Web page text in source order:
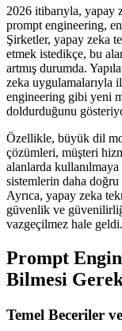
2026 itibarıyla, yapay
prompt engineering,
Şirketler, yapay zeka
etmek istedikçe, bu
artmış durumda.
zeka uygulamalarıyla
engineering gibi yeni
doldurduğunu
Özellikle, büyük dil
çözümleri, müşteri
alanlarda kullanılmaya
sistemlerin daha doğru
Ayrıca, yapay zeka
güvenlik ve
vazgeçilmez hale geldi.
Prompt
Bilmesi
Temel Beceriler